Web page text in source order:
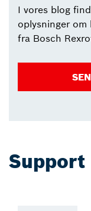
I vores blog
oplysninger om
fra Bosch
Support